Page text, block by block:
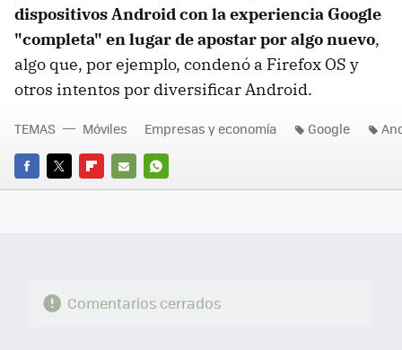
dispositivos Android con la experiencia Google
"completa" en lugar de apostar por algo nuevo,
algo que, por ejemplo, condenó a Firefox OS y
otros intentos por diversificar Android.
FACEBOOK
TWITTERFLIPBOARD
E-
WHATSAPP
TEMAS Móviles Empresas y economía Google
Comentarios cerrados